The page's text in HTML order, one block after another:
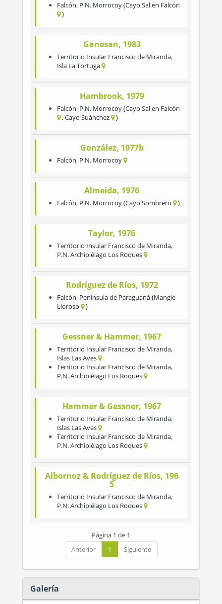
Falcón, P.N. Morrocoy Cayo Sal en Falcón
Ganesan, 1983
Territorio Insular Francisco de Miranda,
Isla La Tortuga
Hambrook, 1979
Falcón, P.N. Morrocoy Cayo Sal en Falcón
Cayo Suánchez
González, 1977b
Falcón, P.N. Morrocoy
Almeida, 1976
Falcón, P.N. Morrocoy Cayo Sombrero
Taylor, 1976
Territorio Insular Francisco de Miranda,
P.N. Archipiélago Los Roques
Rodríguez de Ríos, 1972
Falcón, Península de Paraguaná Mangle
Lloroso
Gessner & Hammer, 1967
Territorio Insular Francisco de Miranda,
Islas Las Aves
Territorio Insular Francisco de Miranda,
P.N. Archipiélago Los Roques
Hammer & Gessner, 1967
Territorio Insular Francisco de Miranda,
Islas Las Aves
Territorio Insular Francisco de Miranda,
P.N. Archipiélago Los Roques
Albornoz & Rodríguez de Ríos, 196
5
Territorio Insular Francisco de Miranda,
P.N. Archipiélago Los Roques
Página 1 de 1
Anterior
1 Siguiente
Galería